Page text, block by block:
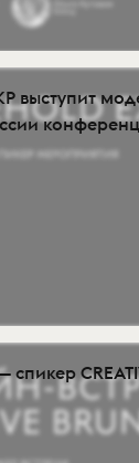
выступит